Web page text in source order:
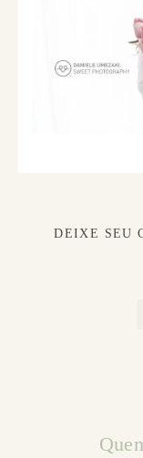
DEIXE SEU